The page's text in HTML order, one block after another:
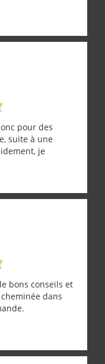
pour des
suite à une
je
bons conseils et
dans